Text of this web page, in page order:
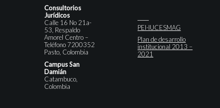
Consultorios
Jurídicos
Calle 16 No 21a-
53, Respaldo
Amorel Centro –
Teléfono 7200352
Pasto, Colombia
Campus San
Damián
Catambuco,
Colombia
PEI-IUCESMAG
Plan de desarrollo
institucional 2013 –
2021